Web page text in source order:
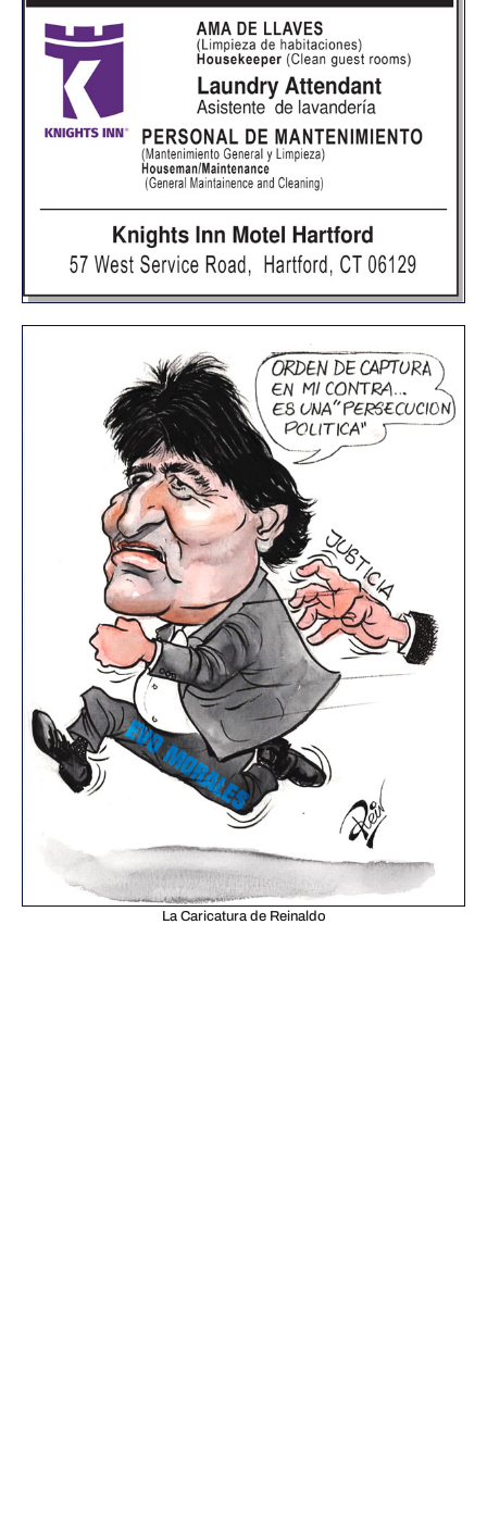
La Caricatura de Reinaldo